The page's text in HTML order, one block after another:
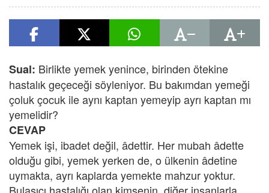
Sual: Birlikte yemek yenince, birinden ötekine
hastalık geçeceği söyleniyor. Bu bakımdan yemeği
çoluk çocuk ile aynı kaptan yemeyip ayrı kaptan mı
yemelidir?
CEVAP
Yemek işi, ibadet değil, âdettir. Her mubah âdette
olduğu gibi, yemek yerken de, o ülkenin âdetine
uymakta, ayrı kaplarda yemekte mahzur yoktur.